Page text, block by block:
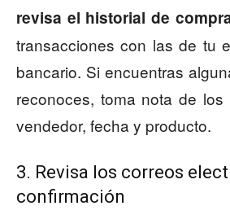
revisa el historial de
transacciones con las de tu
bancario. Si encuentras
reconoces, toma nota de
vendedor, fecha y producto.
3. Revisa los correos
confirmación